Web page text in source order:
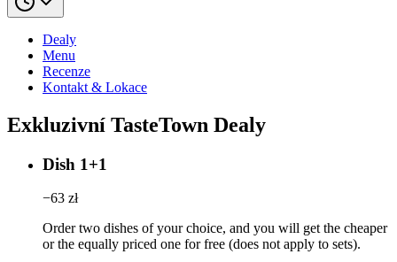
Dealy
Menu
Recenze
Kontakt & Lokace
Exkluzivní TasteTown Dealy
Dish 1+1
−63 zł
Order two dishes of your choice, and you will get the cheaper
or the equally priced one for free (does not apply to sets).